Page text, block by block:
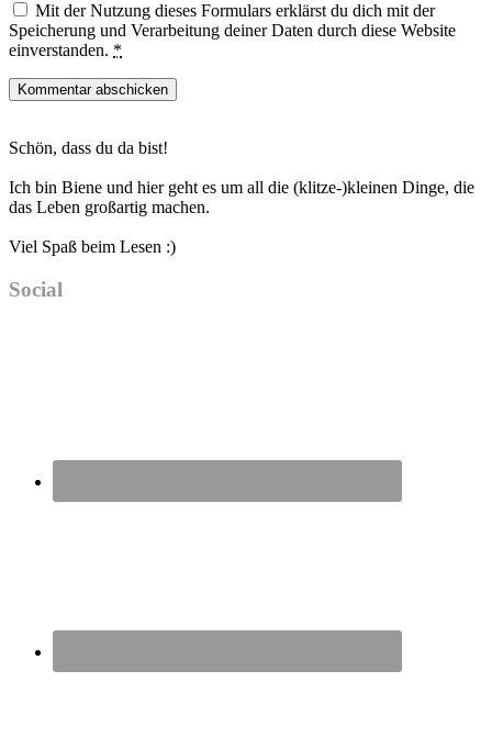
Mit der Nutzung dieses Formulars erklärst du dich mit der
Speicherung und Verarbeitung deiner Daten durch diese Website
einverstanden. *
Sidebar
Schön, dass du da bist!
Ich bin Biene und hier geht es um all die (klitze-)kleinen Dinge, die
das Leben großartig machen.
Viel Spaß beim Lesen :)
Social